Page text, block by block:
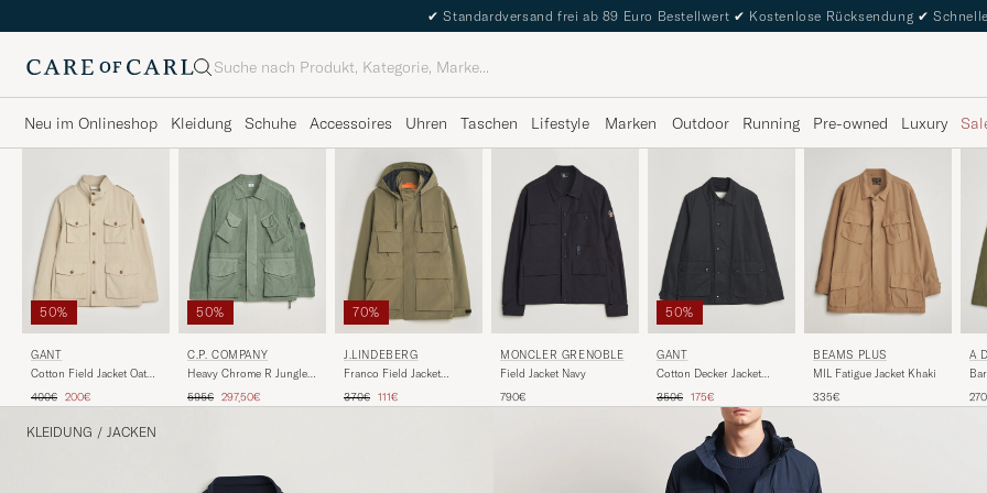
✔ Standardversand frei ab 89 Euro Bestellwert ✔ Kostenlose Rücksendung ✔
Suche
Neu im Onlineshop Kleidung Schuhe Accessoires Uhren Taschen Lifestyle Marken Outdoor Running Pre-owned Luxury
50%
GANT
Cotton Field Jacket Oat
Regulärer Preis
400€ Reduzierter Preis
200€
50%
C.P. COMPANY
Heavy Chrome R Jungle
Regulärer Preis
595€ Reduzierter Preis
297,50€
70%
J.LINDEBERG
Franco Field Jacket
Regulärer Preis
370€ Reduzierter Preis
111€
MONCLER GRENOBLE
Field Jacket Navy
790€
50%
GANT
Cotton Decker Jacket
Regulärer Preis
350€ Reduzierter Preis
175€
BEAMS PLUS
MIL Fatigue Jacket Khaki
335€
A
KLEIDUNG / JACKEN